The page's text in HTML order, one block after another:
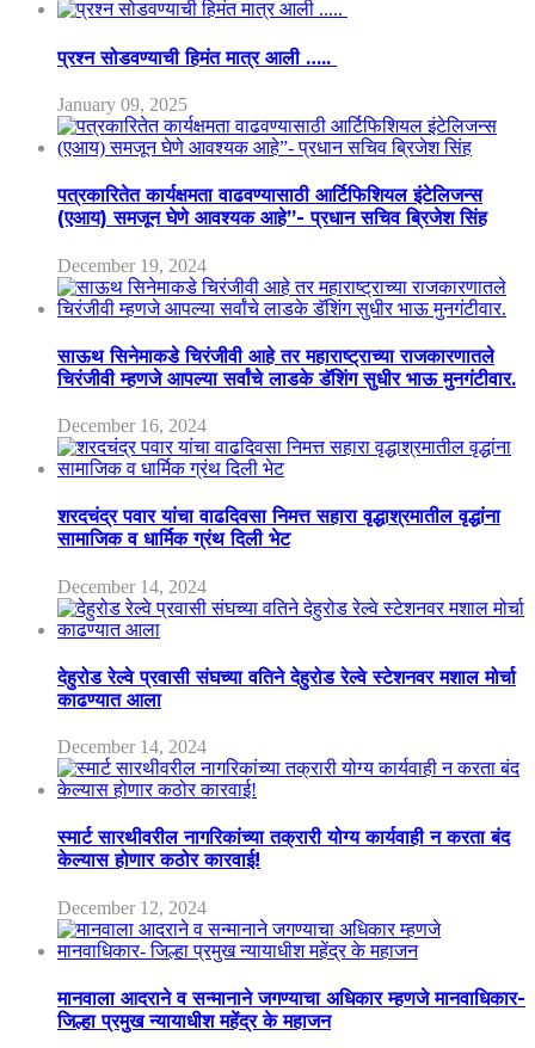
प्रश्न सोडवण्याची हिमंत मात्र आली …..
January 09, 2025
पत्रकारितेत कार्यक्षमता वाढवण्यासाठी आर्टिफिशियल इंटेलिजन्स
(एआय) समजून घेणे आवश्यक आहे”- प्रधान सचिव ब्रिजेश सिंह
December 19, 2024
साऊथ सिनेमाकडे चिरंजीवी आहे तर महाराष्ट्राच्या राजकारणातले
चिरंजीवी म्हणजे आपल्या सर्वांचे लाडके डॅशिंग सुधीर भाऊ मुनगंटीवार.
December 16, 2024
शरदचंद्र पवार यांचा वाढदिवसा निमत्त सहारा वृद्धाश्रमातील वृद्धांना
सामाजिक व धार्मिक ग्रंथ दिली भेट
December 14, 2024
देहुरोड रेल्वे प्रवासी संघच्या वतिने देहुरोड रेल्वे स्टेशनवर मशाल मोर्चा
काढण्यात आला
December 14, 2024
स्मार्ट सारथीवरील नागरिकांच्या तक्रारी योग्य कार्यवाही न करता बंद
केल्यास होणार कठोर कारवाई!
December 12, 2024
मानवाला आदराने व सन्मानाने जगण्याचा अधिकार म्हणजे मानवाधिकार-
जिल्हा प्रमुख न्यायाधीश महेंद्र के महाजन